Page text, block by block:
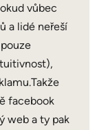
vůbec
a lidé neřeší
facebook
web a ty pak